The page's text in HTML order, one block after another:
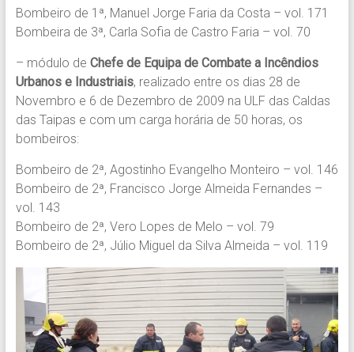
Bombeiro de 1ª, Manuel Jorge Faria da Costa – vol. 171
Bombeira de 3ª, Carla Sofia de Castro Faria – vol. 70
– módulo de Chefe de Equipa de Combate a Incêndios
Urbanos e Industriais, realizado entre os dias 28 de
Novembro e 6 de Dezembro de 2009 na ULF das Caldas
das Taipas e com um carga horária de 50 horas, os
bombeiros:
Bombeiro de 2ª, Agostinho Evangelho Monteiro – vol. 146
Bombeiro de 2ª, Francisco Jorge Almeida Fernandes –
vol. 143
Bombeiro de 2ª, Vero Lopes de Melo – vol. 79
Bombeiro de 2ª, Júlio Miguel da Silva Almeida – vol. 119